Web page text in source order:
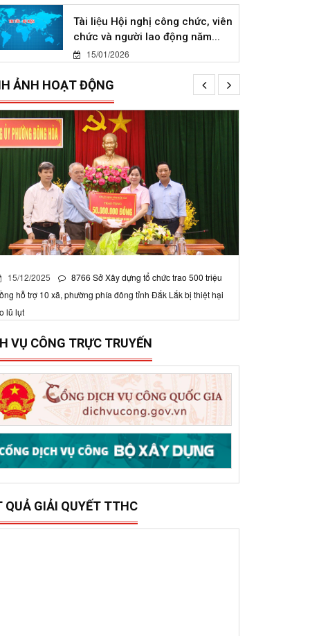
Tài liệu Hội nghị công chức, viên
chức và người lao động năm...
15/01/2026
ẢNH HOẠT ĐỘNG
Xây dựng tổ chức trao 500 triệu đồng hỗ trợ 10
phường phía đông tỉnh Đắk Lắk bị thiệt hại do lũ
VỤ CÔNG TRỰC TRUYẾN